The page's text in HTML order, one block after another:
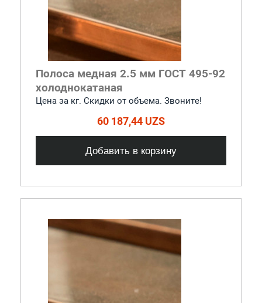
Полоса медная 2.5 мм ГОСТ 495-92
холоднокатаная
Цена за кг. Скидки от объема. Звоните!
60 187,44 UZS
Добавить в корзину